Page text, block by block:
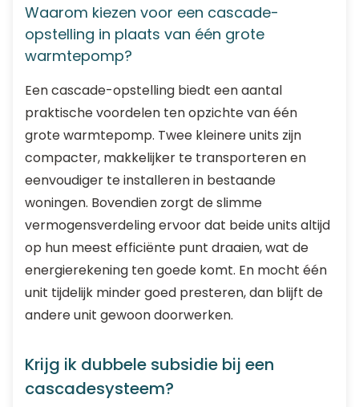
Waarom kiezen voor een cascade-
opstelling in plaats van één grote
warmtepomp?
Een cascade-opstelling biedt een aantal
praktische voordelen ten opzichte van één
grote warmtepomp. Twee kleinere units zijn
compacter, makkelijker te transporteren en
eenvoudiger te installeren in bestaande
woningen. Bovendien zorgt de slimme
vermogensverdeling ervoor dat beide units altijd
op hun meest efficiënte punt draaien, wat de
energierekening ten goede komt. En mocht één
unit tijdelijk minder goed presteren, dan blijft de
andere unit gewoon doorwerken.
Krijg ik dubbele subsidie bij een
cascadesysteem?